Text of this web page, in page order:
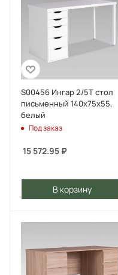
S00456 Ингар 2/5Т стол
письменный 140x75x55,
белый
Под заказ
15 572.95 ₽
В корзину